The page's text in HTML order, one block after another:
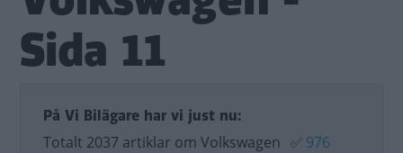
Sida 11
På Vi Bilägare har vi just nu:
Totalt 2037 artiklar om Volkswagen ✅ 976